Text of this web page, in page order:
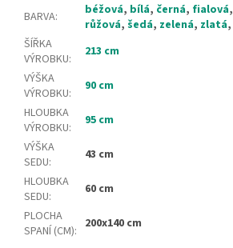
BARVA: béžová, bílá, černá, fialová,
růžová, šedá, zelená, zlatá,
ŠÍŘKA
VÝROBKU:
213 cm
VÝŠKA
VÝROBKU:
90 cm
HLOUBKA
VÝROBKU:
95 cm
VÝŠKA
SEDU:
43 cm
HLOUBKA
SEDU:
60 cm
PLOCHA
SPANÍ (CM): 200x140 cm